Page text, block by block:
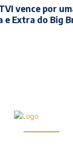
vence por
e Extra do Big